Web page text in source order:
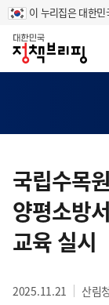
이 누리집은 대한
홈
텐
츠
영
역
국립수목
양평소방
교육 실시
2025.11.21 산림청